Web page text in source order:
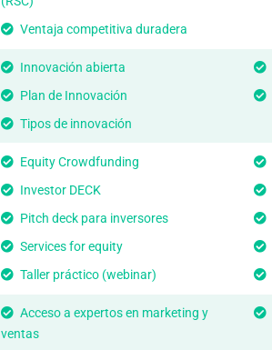
Ventaja competitiva duradera
Innovación abierta
Plan de Innovación
Tipos de innovación
Equity Crowdfunding
Investor DECK
Pitch deck para inversores
Services for equity
Taller práctico (webinar)
Acceso a expertos en marketing y
ventas